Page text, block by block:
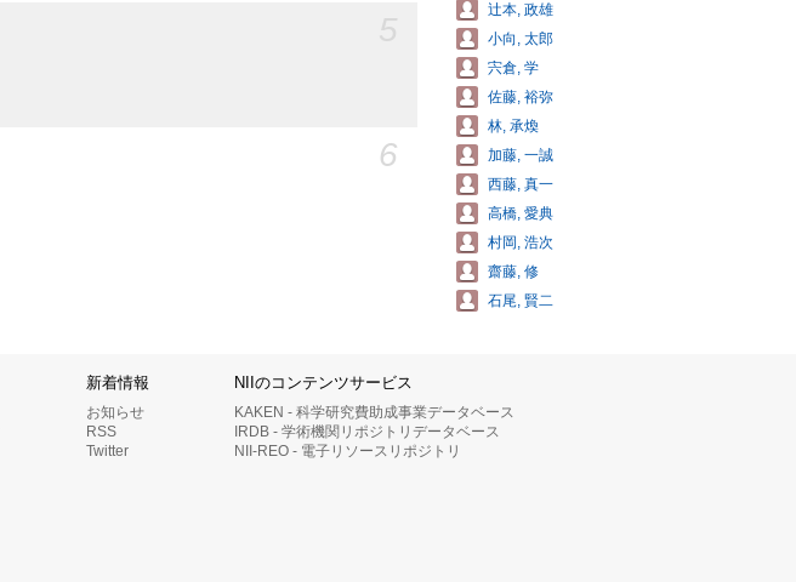
6
辻本, 政雄
小向, 太郎
宍倉, 学
佐藤, 裕弥
林, 承煥
加藤, 一誠
西藤, 真一
高橋, 愛典
村岡, 浩次
齋藤, 修
石尾, 賢二
新着情報
お知らせ
RSS
Twitter
NIIのコンテンツサービス
KAKEN - 科学研究費助成事業データベース
IRDB - 学術機関リポジトリデータベース
NII-REO - 電子リソースリポジトリ